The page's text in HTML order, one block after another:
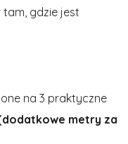
tam, gdzie jest
na 3 praktyczne
metry za